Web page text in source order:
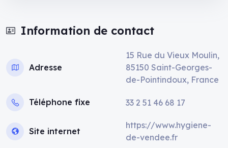
Information de contact
Adresse
15 Rue du Vieux Moulin,
85150 Saint-Georges-
de-Pointindoux, France
Téléphone fixe 33 2 51 46 68 17
Site internet
https://www.hygiene-
de-vendee.fr